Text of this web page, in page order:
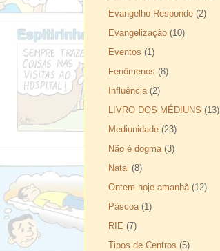
Evangelho Responde (2)
Evangelização (10)
Eventos (1)
Fenômenos (8)
Influência (2)
LIVRO DOS MÉDIUNS (13)
Mediunidade (23)
Não é dogma (3)
Natal (8)
Ontem hoje amanhã (12)
Páscoa (1)
RIE (7)
Tipos de Centros (5)